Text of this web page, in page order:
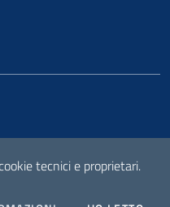
tecnici e proprietari.